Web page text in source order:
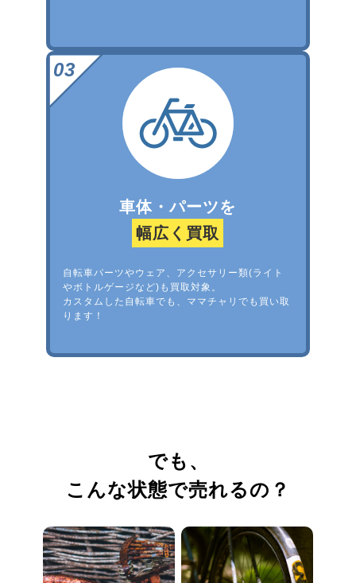
車体・パーツを
幅広く買取
自転車パーツやウェア、アクセサリー類(ライト
やボトルゲージなど)も買取対象。
カスタムした自転車でも、ママチャリでも買い取
ります！
でも、
こんな状態で売れるの？